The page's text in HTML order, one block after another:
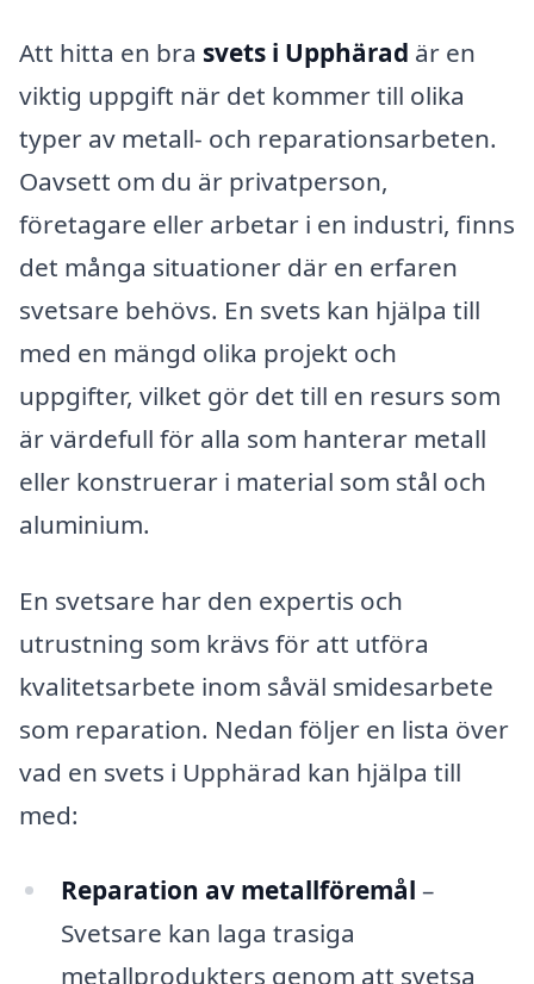
Att hitta en bra svets i Upphärad är en
viktig uppgift när det kommer till olika
typer av metall- och reparationsarbeten.
Oavsett om du är privatperson,
företagare eller arbetar i en industri, finns
det många situationer där en erfaren
svetsare behövs. En svets kan hjälpa till
med en mängd olika projekt och
uppgifter, vilket gör det till en resurs som
är värdefull för alla som hanterar metall
eller konstruerar i material som stål och
aluminium.
En svetsare har den expertis och
utrustning som krävs för att utföra
kvalitetsarbete inom såväl smidesarbete
som reparation. Nedan följer en lista över
vad en svets i Upphärad kan hjälpa till
med:
Reparation av metallföremål –
Svetsare kan laga trasiga
metallprodukters genom att svetsa